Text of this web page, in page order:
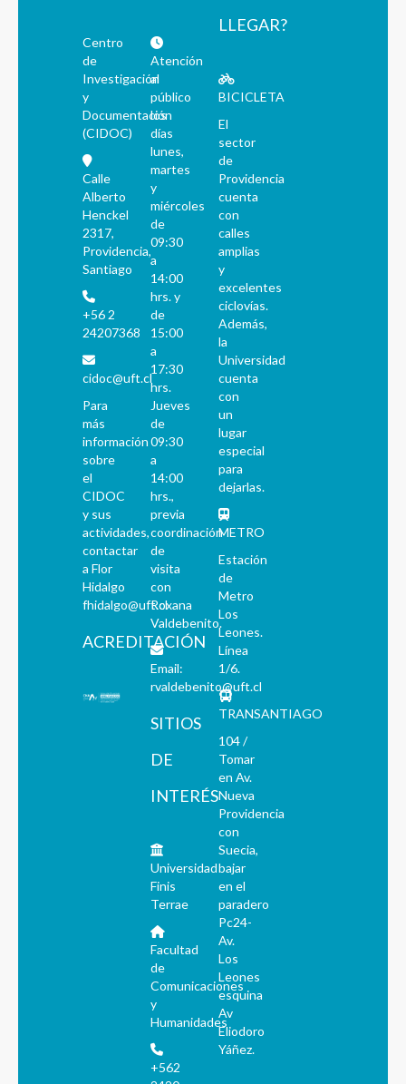
Centro
de
Investigación
y
Documentación
(CIDOC)
Calle
Alberto
Henckel
2317,
Providencia,
Santiago
+56 2
24207368
cidoc@uft.cl
Para
más
información
sobre
el
CIDOC
y sus
actividades,
contactar
a Flor
Hidalgo
fhidalgo@uft.cl
ACREDITACIÓN
Atención
al
público
los
días
lunes,
martes
y
miércoles
de
09:30
a
14:00
hrs. y
de
15:00
a
17:30
hrs.
Jueves
de
09:30
a
14:00
hrs.,
previa
coordinación
de
visita
con
Roxana
Valdebenito.
Email:
rvaldebenito@uft.cl
SITIOS
DE
INTERÉS
Universidad
Finis
Terrae
Facultad
de
Comunicaciones
y
Humanidades
+562
LLEGAR?
BICICLETA
El
sector
de
Providencia
cuenta
con
calles
amplias
y
excelentes
ciclovías.
Además,
la
Universidad
cuenta
con
un
lugar
especial
para
dejarlas.
METRO
Estación
de
Metro
Los
Leones.
Línea
1/6.
TRANSANTIAGO
104 /
Tomar
en Av.
Nueva
Providencia
con
Suecia,
bajar
en el
paradero
Pc24-
Av.
Los
Leones
esquina
Av
Eliodoro
Yáñez.